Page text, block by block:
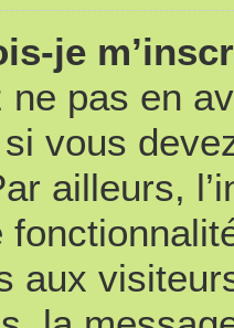
je
ne pas en
vous
ailleurs,
aux